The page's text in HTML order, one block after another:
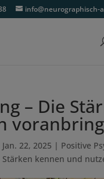
info@neurographisch-
– Die
Jan. 22, 2025 | Positive
Stärken kennen und